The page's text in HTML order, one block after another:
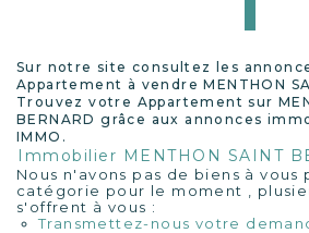
Sur notre site consultez les
Appartement à vendre MENTHON
Trouvez votre Appartement sur
BERNARD grâce aux annonces
IMMO.
Immobilier MENTHON SAINT
Nous n'avons pas de biens à vous
catégorie pour le moment ,
s'offrent à vous :
Transmettez-nous votre